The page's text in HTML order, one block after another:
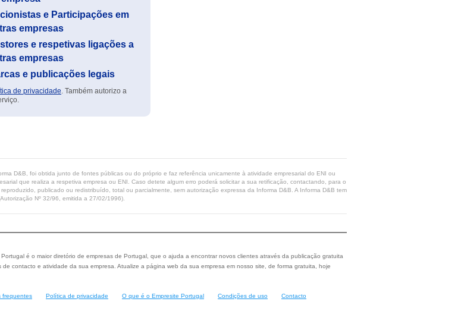
e Participações em
empresas
e respetivas ligações a
empresas
e publicações legais
de privacidade. Também autorizo a
D&B, foi obtida junto de fontes públicas ou do próprio e faz referência unicamente à atividade empresarial do ENI ou
que realiza a respetiva empresa ou ENI. Caso detete algum erro poderá solicitar a sua retificação, contactando, para o
publicado ou redistribuído, total ou parcialmente, sem autorização expressa da Informa D&B. A Informa D&B tem
Nº 32/96, emitida a 27/02/1996).
Portugal é o maior diretório de empresas de Portugal, que o ajuda a encontrar novos clientes através da publicação gratuita
de contacto e atividade da sua empresa. Atualize a página web da sua empresa em nosso site, de forma gratuita, hoje
frequentes Política de privacidade O que é o Empresite Portugal Condições de uso Contacto